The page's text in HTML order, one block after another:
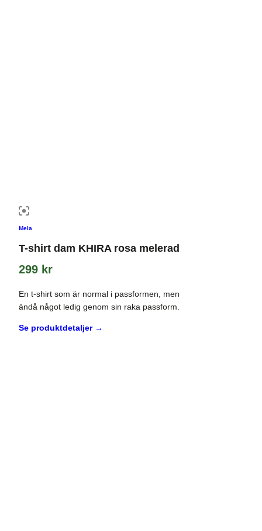
Mela
T-shirt dam KHIRA rosa melerad
299 kr
En t-shirt som är normal i passformen, men
ändå något ledig genom sin raka passform.
Se produktdetaljer →